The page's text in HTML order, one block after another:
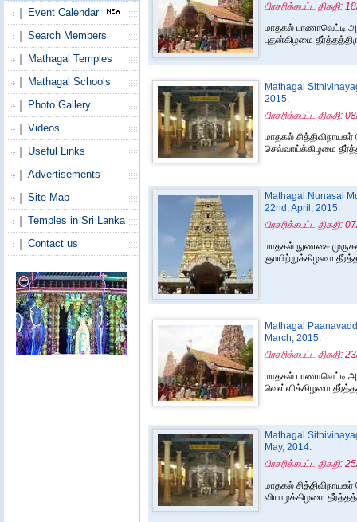
Event Calendar
Search Members
Mathagal Temples
Mathagal Schools
Photo Gallery
Videos
Useful Links
Advertisements
Site Map
Temples in Sri Lanka
Contact us
பிரசுரிக்கபட்ட திகதி:
மாதகல் பாணாவெட்டி
புதன்கிழமை
Mathagal
2015.
பிரசுரிக்கபட்ட திகதி:
மாதகல்
செவ்வாய்க்கிழமை
Mathagal Nunasai
22nd, April, 2015.
பிரசுரிக்கபட்ட திகதி:
மாதகல் நுணசை
ஞாயிற்றுக்கிழமை
Mathagal
March, 2015.
பிரசுரிக்கபட்ட திகதி:
மாதகல் பாணாவெட்டி
வெள்ளிக்கிழமை
Mathagal
May, 2014.
பிரசுரிக்கபட்ட திகதி:
மாதகல்
வியாழக்கிழமை